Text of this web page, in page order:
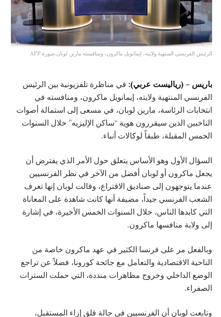
الرئيس الفرنسي المنتهية ولايته، إيمانويل ماكرون، ومنافسته مارين لوبان.صورة.AFP
باريس – (رياليست عربي): في مناظرة تلفزيونية بين الرئيس
الفرنسي المنتهية ولايته، إيمانويل ماكرون، ومنافسته في
انتخابات الرئاسة، مارين لوبان، في مسعى إلى استمالة أصوات
الناخبين الذين سيقررون هوية “ساكن الإليزيه” خلال السنوات
الخمس المقبلة، طبقاً لوكالات أنباء.
السؤال الأول وهو الأساس يتعلق حول الأمر الذي يفترض أن
يجعل ماكرون أو لوبان أفضل من الآخر في نظر الفرنسيين
عندما يتوجهون إلى صناديق الاقتراع، وقالت لوبان إنها تعرف
الشعب الفرنسي جيداً، مضيفة أنها كانت شاهدة على المعاناة
التي كابدها الناس، خلال السنوات الخمس الأخيرة، في إشارة
إلى ولاية منافسها ماكرون.
وبالفعل مر على فرنسا الكثير في عهد ماكرون خاصة من
الناحية الاقتصادية والتعامل مع جائحة كورونا، فضلاً عن تراجع
الوضع الداخلي وخروج مظاهرات منددة، التي حملت السترات
الصفراء.
وتابعت لوبان أن الفرنسيين في حالة قلق إزاء المستقبل،